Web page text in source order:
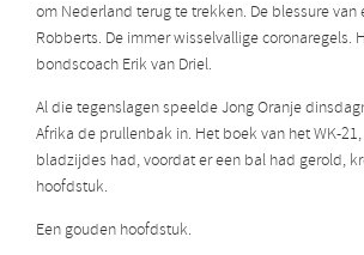
om Nederland terug te trekken. De blessure van
Robberts. De immer wisselvallige coronaregels.
bondscoach Erik van Driel.
Al die tegenslagen speelde Jong Oranje
Afrika de prullenbak in. Het boek van het WK-
bladzijdes had, voordat er een bal had gerold,
hoofdstuk.
Een gouden hoofdstuk.